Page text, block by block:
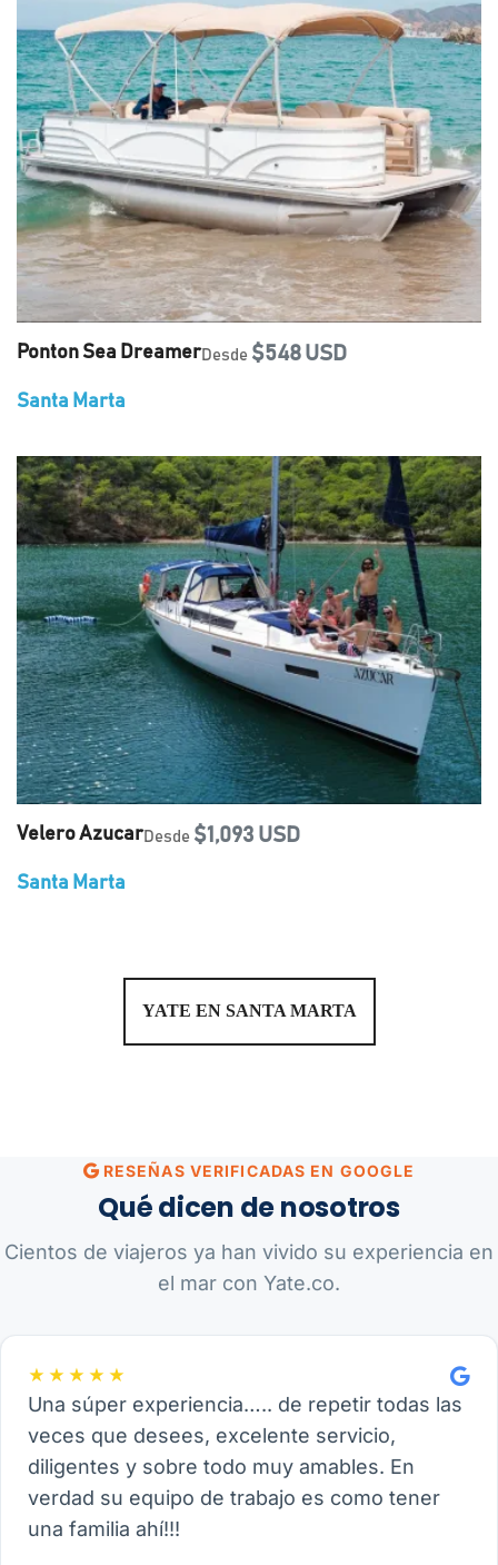
Ponton Sea DreamerDesde $548 USD
Santa Marta
Velero AzucarDesde $1,093 USD
Santa Marta
YATE EN SANTA MARTA
RESEÑAS VERIFICADAS EN GOOGLE
Qué dicen de nosotros
Cientos de viajeros ya han vivido su experiencia en
el mar con Yate.co.
★★★★★
Una súper experiencia….. de repetir todas las
veces que desees, excelente servicio,
diligentes y sobre todo muy amables. En
verdad su equipo de trabajo es como tener
una familia ahí!!!